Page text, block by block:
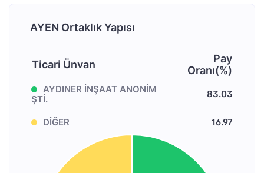
AYEN Ortaklık Yapısı
Ticari Ünvan
Pay
Oranı(%)
AYDINER İNŞAAT ANONİM
ŞTİ.
83.03
DİĞER 16.97